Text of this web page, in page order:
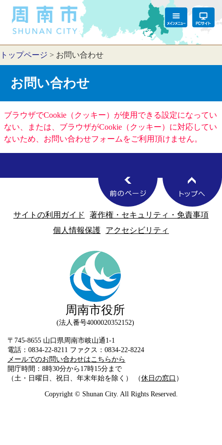
トップページ > お問い合わせ
お問い合わせ
ブラウザでCookie（クッキー）が使用できる設定になってい
ない、または、ブラウザがCookie（クッキー）に対応してい
ないため、お問い合わせフォームをご利用頂けません。
サイトの利用ガイド
著作権・セキュリティ・免責事項
個人情報保護
アクセシビリティ
周南市役所
法人番号4000020352152
〒745-8655 山口県周南市岐山通1-1
電話：0834-22-8211 ファクス：0834-22-8224
メールでのお問い合わせはこちらから
開庁時間：8時30分から17時15分まで
（土・日曜日、祝日、年末年始を除く） （休日の窓口 ）
Copyright © Shunan City. All Rights Reserved.